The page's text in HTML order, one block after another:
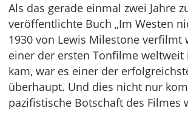
Als das gerade einmal zwei Jahre
veröffentlichte Buch „Im Westen
1930 von Lewis Milestone verfilmt
einer der ersten Tonfilme weltweit
kam, war es einer der
überhaupt. Und dies nicht nur
pazifistische Botschaft des Filmes